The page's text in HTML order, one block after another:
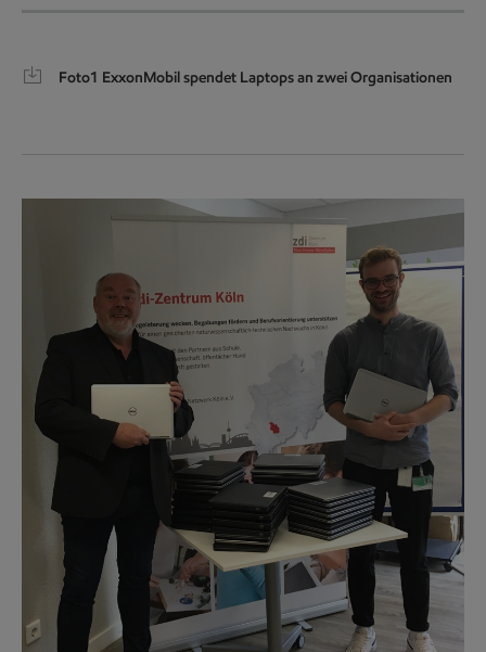
Foto1 ExxonMobil spendet Laptops an zwei Organisationen